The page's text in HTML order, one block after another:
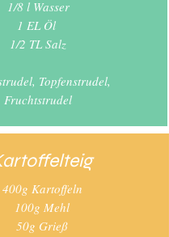
1/8 l Wasser
1 EL Öl
1/2 TL Salz
Topfenstrudel,
Fruchtstrudel
400g Kartoffeln
100g Mehl
50g Grieß